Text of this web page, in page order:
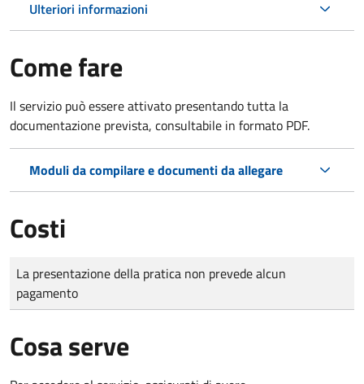
Ulteriori informazioni
Come fare
Il servizio può essere attivato presentando tutta la
documentazione prevista, consultabile in formato PDF.
Moduli da compilare e documenti da allegare
Costi
Tipo di pagamento
Importo
La presentazione della pratica non prevede alcun
pagamento
Cosa serve